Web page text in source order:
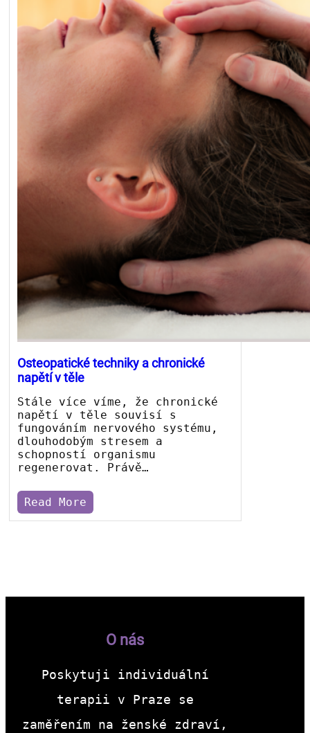
Osteopatické techniky a chronické
napětí v těle
Stále více víme, že chronické
napětí v těle souvisí s
fungováním nervového systému,
dlouhodobým stresem a
schopností organismu
regenerovat. Právě…
Read More
O nás
Poskytuji individuální
terapii v Praze se
zaměřením na ženské zdraví,